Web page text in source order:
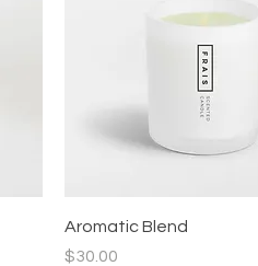
Aromatic Blend
價格
$30.00